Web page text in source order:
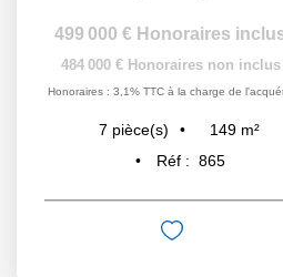
499 000 € Honoraires
484 000 € Honoraires non inclus
Honoraires : 3,1% TTC à la charge de
7 pièce(s) 149 m²
Réf : 865